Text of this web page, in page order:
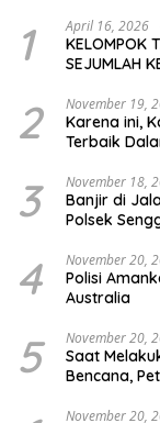
1 April 16, 2026
KELOMPOK
SEJUMLAH
BAWANG
2 November 19,
Karena ini,
Terbaik
3 November 18,
Banjir di
Polsek
4 November 20,
Polisi
Australia
5 November 20,
Saat
Bencana,
November 20,